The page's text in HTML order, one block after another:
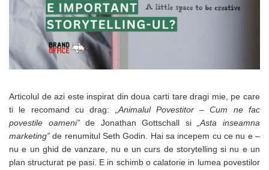
Bibliorafturi, caiete mecanice,
separatoare
Capsatoare, capse si perforatoare
Caiete si blocnotesuri
Dosare, folii protectie si mape
Etichetare si ambalare
Arhivare si depozitare
Instrumente de scris
Pixuri de plastic
Articolul de azi este inspirat din doua carti tare dragi mie, pe care
ti le recomand cu drag:
„Animalul Povestitor – Cum ne fac
povestile oameni”de Jonathan Gottschall si
„Asta inseamna
marketing” de renumitul Seth Godin. Hai sa incepem cu ce nu e –
nu e un ghid de vanzare, nu e un curs de storytelling si nu e un
plan structurat pe pasi. E in schimb o calatorie in lumea povestilor